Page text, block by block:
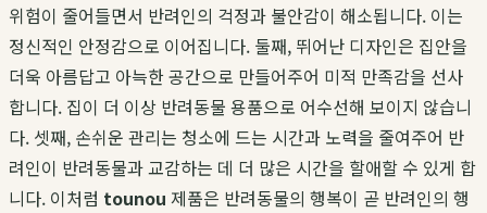
위험이 줄어들면서 반려인의 걱정과 불안감이 해소됩니다. 이는
정신적인 안정감으로 이어집니다. 둘째, 뛰어난 디자인은 집안을
더욱 아름답고 아늑한 공간으로 만들어주어 미적 만족감을 선사
합니다. 집이 더 이상 반려동물 용품으로 어수선해 보이지 않습니
다. 셋째, 손쉬운 관리는 청소에 드는 시간과 노력을 줄여주어 반
려인이 반려동물과 교감하는 데 더 많은 시간을 할애할 수 있게 합
니다. 이처럼 tounou 제품은 반려동물의 행복이 곧 반려인의 행